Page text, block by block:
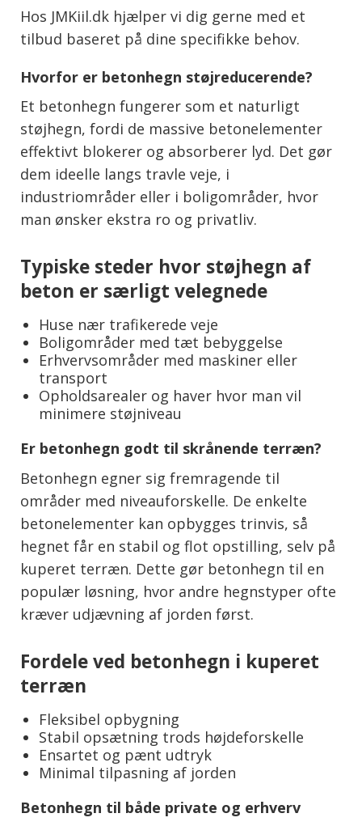
Hos JMKiil.dk hjælper vi dig gerne med et
tilbud baseret på dine specifikke behov.
Hvorfor er betonhegn støjreducerende?
Et betonhegn fungerer som et naturligt
støjhegn, fordi de massive betonelementer
effektivt blokerer og absorberer lyd. Det gør
dem ideelle langs travle veje, i
industriområder eller i boligområder, hvor
man ønsker ekstra ro og privatliv.
Typiske steder hvor støjhegn af
beton er særligt velegnede
Huse nær trafikerede veje
Boligområder med tæt bebyggelse
Erhvervsområder med maskiner eller
transport
Opholdsarealer og haver hvor man vil
minimere støjniveau
Er betonhegn godt til skrånende terræn?
Betonhegn egner sig fremragende til
områder med niveauforskelle. De enkelte
betonelementer kan opbygges trinvis, så
hegnet får en stabil og flot opstilling, selv på
kuperet terræn. Dette gør betonhegn til en
populær løsning, hvor andre hegnstyper ofte
kræver udjævning af jorden først.
Fordele ved betonhegn i kuperet
terræn
Fleksibel opbygning
Stabil opsætning trods højdeforskelle
Ensartet og pænt udtryk
Minimal tilpasning af jorden
Betonhegn til både private og erhverv